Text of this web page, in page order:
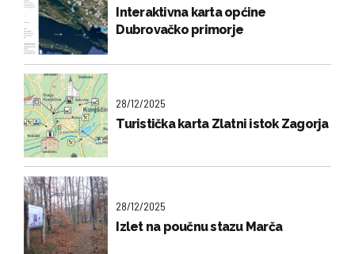
Interaktivna karta općine
Dubrovačko primorje
28/12/2025
Turistička karta Zlatni istok Zagorja
28/12/2025
Izlet na poučnu stazu Marča